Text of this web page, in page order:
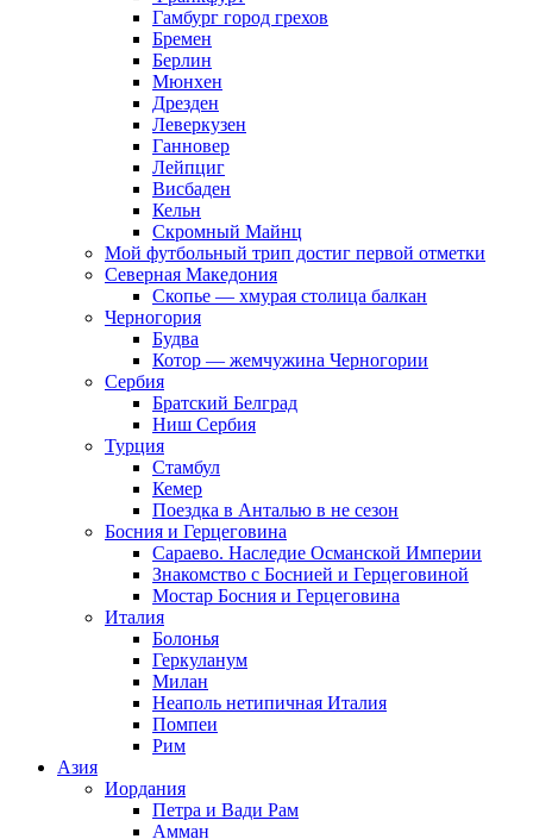
Гамбург город грехов
Бремен
Берлин
Мюнхен
Дрезден
Леверкузен
Ганновер
Лейпциг
Висбаден
Кельн
Скромный Майнц
Мой футбольный трип достиг первой отметки
Северная Македония
Скопье — хмурая столица балкан
Черногория
Будва
Котор — жемчужина Черногории
Сербия
Братский Белград
Ниш Сербия
Турция
Стамбул
Кемер
Поездка в Анталью в не сезон
Босния и Герцеговина
Сараево. Наследие Османской Империи
Знакомство с Боснией и Герцеговиной
Мостар Босния и Герцеговина
Италия
Болонья
Геркуланум
Милан
Неаполь нетипичная Италия
Помпеи
Рим
Азия
Иордания
Петра и Вади Рам
Амман